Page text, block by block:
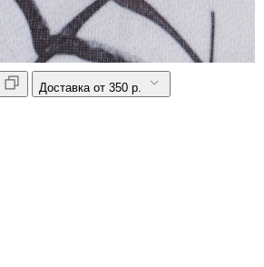
Доставка от 350 р.